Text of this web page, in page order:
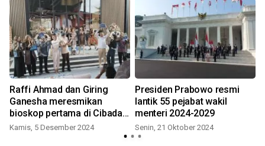
Raffi Ahmad dan Giring
Ganesha meresmikan
bioskop pertama di Cibadak
Sukabumi
Kamis, 5 Desember 2024
Presiden Prabowo resmi
lantik 55 pejabat wakil
menteri 2024-2029
Senin, 21 Oktober 2024